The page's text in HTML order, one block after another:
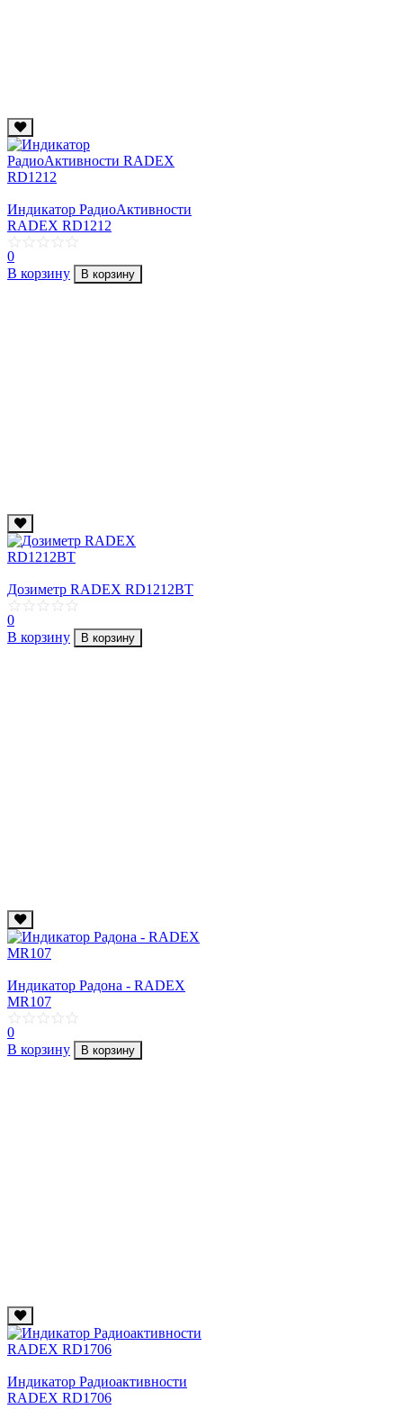
Индикатор РадиоАктивности
RADEX RD1212
0
В корзину
В корзину
Дозиметр RADEX RD1212BT
0
В корзину
В корзину
Индикатор Радона - RADEX
MR107
0
В корзину
В корзину
Индикатор Радиоактивности
RADEX RD1706